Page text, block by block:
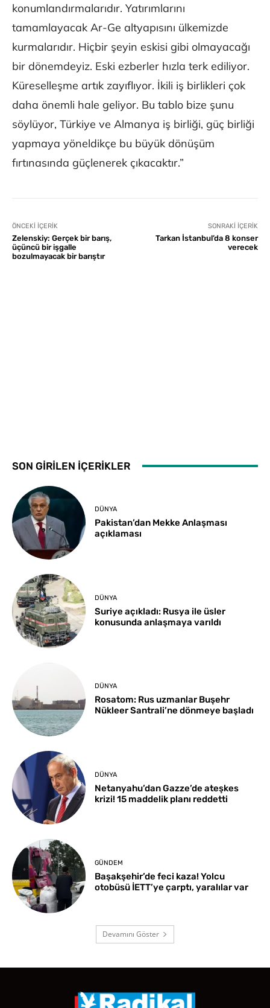
konumlandırmalarıdır. Yatırımlarını
tamamlayacak Ar-Ge altyapısını ülkemizde
kurmalarıdır. Hiçbir şeyin eskisi gibi olmayacağı
bir dönemdeyiz. Eski ezberler hızla terk ediliyor.
Küreselleşme artık zayıflıyor. İkili iş birlikleri çok
daha önemli hale geliyor. Bu tablo bize şunu
söylüyor, Türkiye ve Almanya iş birliği, güç birliği
yapmaya yöneldikçe bu büyük dönüşüm
fırtınasında güçlenerek çıkacaktır.”
ÖNCEKI İÇERIK
Zelenskiy: Gerçek bir barış,
üçüncü bir işgalle
bozulmayacak bir barıştır
SONRAKI İÇERIK
Tarkan İstanbul’da 8 konser
verecek
SON GİRİLEN İÇERİKLER
DÜNYA
Pakistan’dan Mekke Anlaşması
açıklaması
DÜNYA
Suriye açıkladı: Rusya ile üsler
konusunda anlaşmaya varıldı
DÜNYA
Rosatom: Rus uzmanlar Buşehr
Nükleer Santrali’ne dönmeye başladı
DÜNYA
Netanyahu’dan Gazze’de ateşkes
krizi! 15 maddelik planı reddetti
GÜNDEM
Başakşehir’de feci kaza! Yolcu
otobüsü İETT’ye çarptı, yaralılar var
Devamını Göster